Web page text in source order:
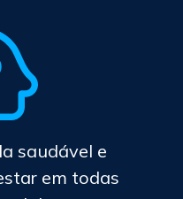
saudável e
em todas